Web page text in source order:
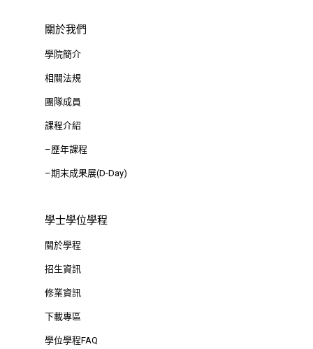
關於我們
學院簡介
相關法規
團隊成員
課程介紹
–歷年課程
–期末成果展(D-Day)
學士學位學程
關於學程
招生資訊
修業資訊
下載專區
學位學程FAQ